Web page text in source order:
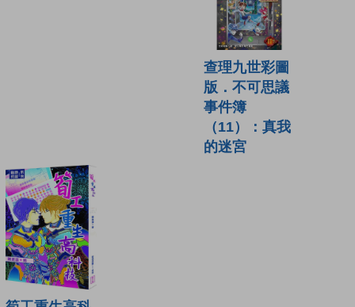
查理九世彩圖
版．不可思議
事件簿
（11）：真我
的迷宮